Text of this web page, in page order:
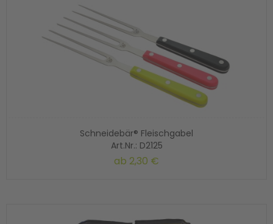
Schneidebär® Fleischgabel
Art.Nr.: D2125
ab 2,30 €